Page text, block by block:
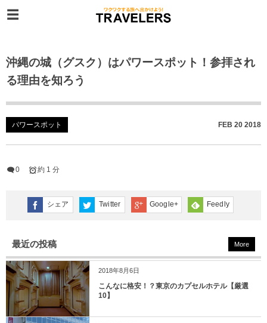
沖縄の城（グスク）はパワースポット！参拝され
る理由を知ろう
パワースポット FEB 20 2018
0 約 1 分
シェア Twitter Google+ Feedly
最近の投稿
2018年8月6日
こんなに格安！？東京のカプセルホテル【厳選
10】
More